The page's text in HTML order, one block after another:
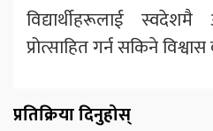
विद्यार्थीहरूलाई
प्रोत्साहित गर्न सकिने
प्रतिक्रिया दिनुहोस्